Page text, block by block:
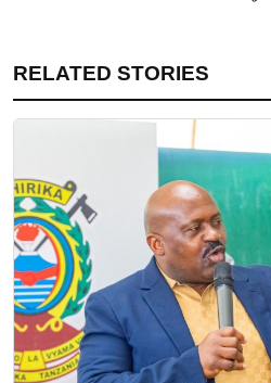
RELATED STORIES